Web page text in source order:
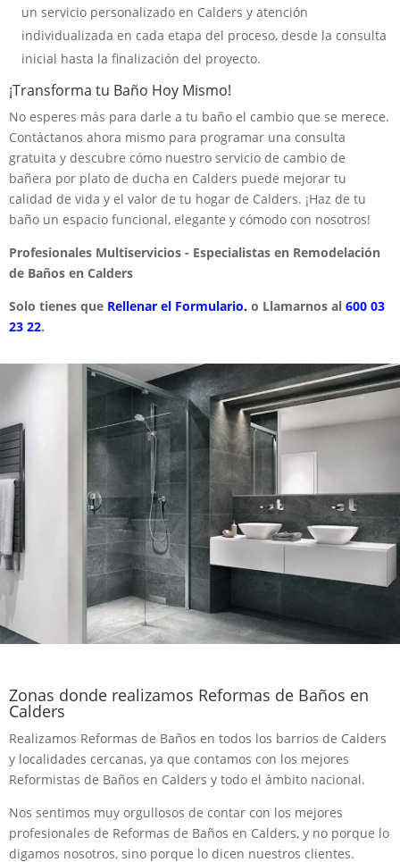
un servicio personalizado en Calders y atención
individualizada en cada etapa del proceso, desde la consulta
inicial hasta la finalización del proyecto.
¡Transforma tu Baño Hoy Mismo!
No esperes más para darle a tu baño el cambio que se merece.
Contáctanos ahora mismo para programar una consulta
gratuita y descubre cómo nuestro servicio de cambio de
bañera por plato de ducha en Calders puede mejorar tu
calidad de vida y el valor de tu hogar de Calders. ¡Haz de tu
baño un espacio funcional, elegante y cómodo con nosotros!
Profesionales Multiservicios - Especialistas en Remodelación
de Baños en Calders
Solo tienes que Rellenar el Formulario. o Llamarnos al 600 03
23 22.
Zonas donde realizamos Reformas de Baños en
Calders
Realizamos Reformas de Baños en todos los barrios de Calders
y localidades cercanas, ya que contamos con los mejores
Reformistas de Baños en Calders y todo el ámbito nacional.
Nos sentimos muy orgullosos de contar con los mejores
profesionales de Reformas de Baños en Calders, y no porque lo
digamos nosotros, sino porque lo dicen nuestros clientes.